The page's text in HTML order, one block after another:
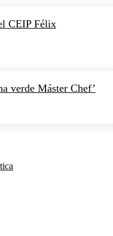
CEIP Félix
verde Máster Chef’